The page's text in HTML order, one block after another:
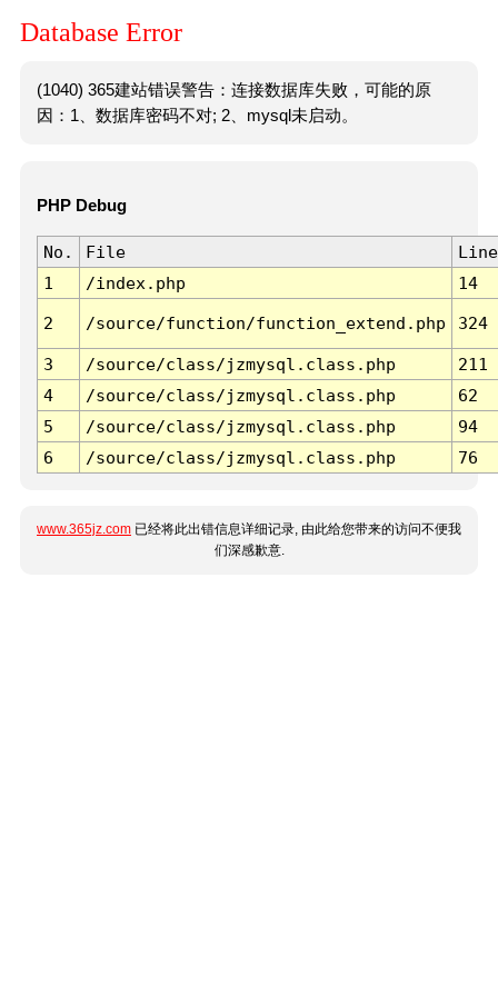
Database Error
(1040) 365建站错误警告：连接数据库失败，可能的原
因：1、数据库密码不对; 2、mysql未启动。
PHP Debug
No. File
Line
1
/index.php 14
2 /source/function/function_extend.php 324
3 /source/class/jzmysql.class.php
211
4
/source/class/jzmysql.class.php
62
5
/source/class/jzmysql.class.php
94
6
/source/class/jzmysql.class.php 76
www.365jz.com 已经将此出错信息详细记录, 由此给您带来的访问不便我
们深感歉意.